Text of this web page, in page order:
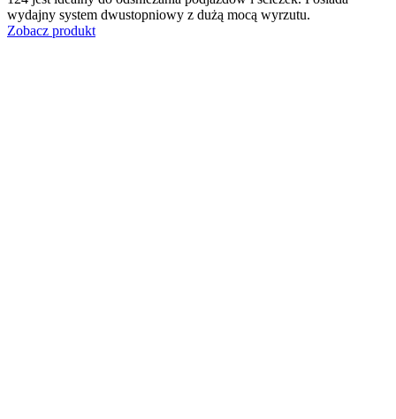
wydajny system dwustopniowy z dużą mocą wyrzutu.
Zobacz produkt